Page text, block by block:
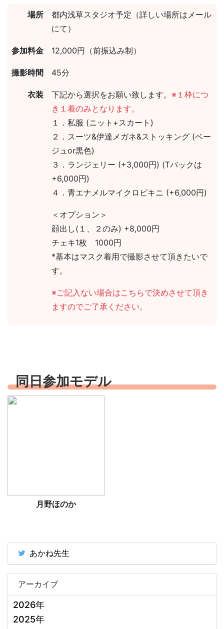
場所
都内浅草スタジオ予定（詳しい場所はメール
にて）
参加料金 12,000円（前振込み制）
撮影時間 45分
衣装 下記から選択をお願い致します。 ※１枠につ
き１着のみとなります。
１．私服 (ニット+スカート)
２．スーツ&伊達メガネ&ストッキング (ベー
ジュor黒色)
３．ランジェリー (+3,000円) (Tバックは
+6,000円)
４．青エナメルマイクロビキニ (+6,000円)
＜オプション＞
顔出し(１、２のみ) +8,000円
チェキ1枚 1000円
*基本はマスク着用で撮影させて頂きたいで
す。
※ご記入ない場合はこちらで決めさせて頂き
ますのでご了承ください。
同日参加モデル
月野ほのか
あかね先生
アーカイブ
2026年
2025年